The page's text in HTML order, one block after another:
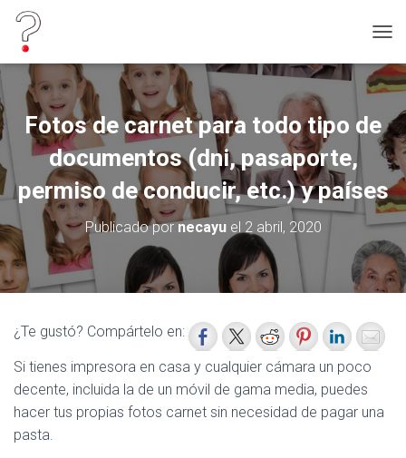
A
M
B
A
R
M
O
D
E
N
A
G
Ó
Fotos de carnet para todo tipo de
documentos (dni, pasaporte,
permiso de conducir, etc.) y países
Publicado pornecayuel 2 abril, 2020
¿Te gustó? Compártelo en:
Si tienes impresora en casa y cualquier cámara un poco
decente, incluida la de un móvil de gama media, puedes
hacer tus propias fotos carnet sin necesidad de pagar una
pasta.